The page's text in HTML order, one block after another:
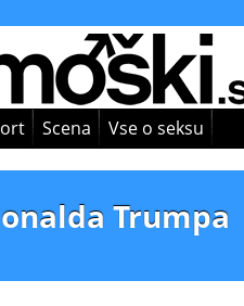
Scena Vse o seksu
Trumpa